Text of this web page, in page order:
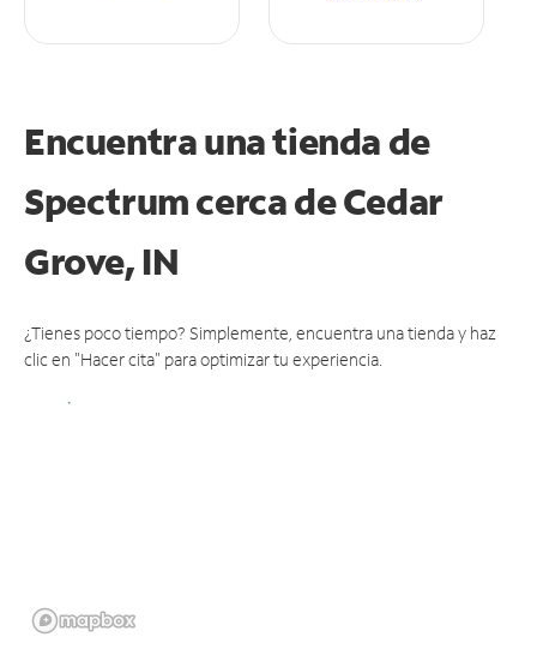
Encuentra una tienda de
Spectrumcerca de Cedar
Grove, IN
¿Tienes poco tiempo? Simplemente, encuentra una tienda y haz
clic en "Hacer cita" para optimizar tu experiencia.